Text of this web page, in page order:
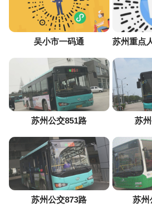
吴小市一码通
苏州公交851路 苏
苏州公交873路 苏州